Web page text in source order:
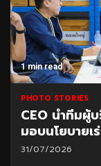
1 min read
PHOTO STORIES
CEO นำทีมผู้
มอบนโยบาย
31/07/2026